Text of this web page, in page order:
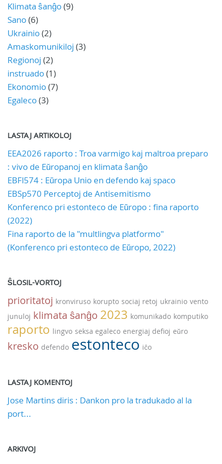
Klimata ŝanĝo(9)
Sano(6)
Ukrainio(2)
Amaskomunikiloj (3)
Regionoj (2)
instruado(1)
Ekonomio(7)
Egaleco(3)
LASTAJ ARTIKOLOJ
EEA2026 raporto : Troa varmigo kaj maltroa preparo
: vivo de Eŭropanoj en klimata ŝanĝo
EBFl574 : Eŭropa Unio en defendo kaj spaco
EBSp570 Perceptoj de Antisemitismo
Konferenco pri estonteco de Eŭropo : fina raporto
(2022)
Fina raporto de la "multlingva platformo"
(Konferenco pri estonteco de Eŭropo, 2022)
ŜLOSIL-VORTOJ
prioritatoj kronviruso korupto sociaj retoj ukrainio vento
junuloj klimata ŝanĝo 2023 komunikado komputiko
raporto lingvo seksa egaleco energiaj defioj eŭro
kresko defendo estonteco iĉo
LASTAJ KOMENTOJ
Jose Martins diris : Dankon pro la tradukado al la
port...
ARKIVOJ